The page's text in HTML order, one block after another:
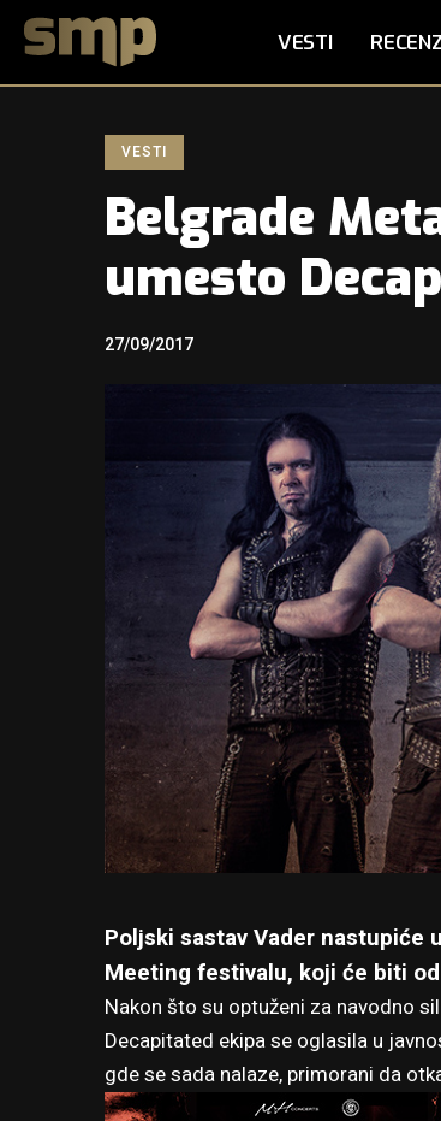
VESTI
VESTI
Belgrade
umesto
27/09/2017
Poljski sastav Vader nastupiće
Meeting festivalu, koji će biti
Nakon što su optuženi za navodno
Decapitated ekipa se oglasila u
gde se sada nalaze, primorani da